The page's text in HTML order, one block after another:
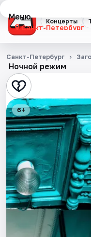
Концерты
Меню
Санкт-Петербург
Концерты
Театр
Стендап
Выставки
Квесты
Экскурсии
Спорт
События
Ночной режим
Санкт-Петербург
6+